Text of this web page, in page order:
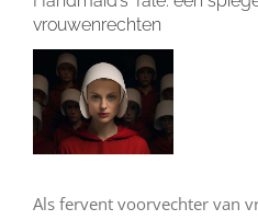
vrouwenrechten
Bekijk
grotere
afbeelding
Als fervent voorvechter van